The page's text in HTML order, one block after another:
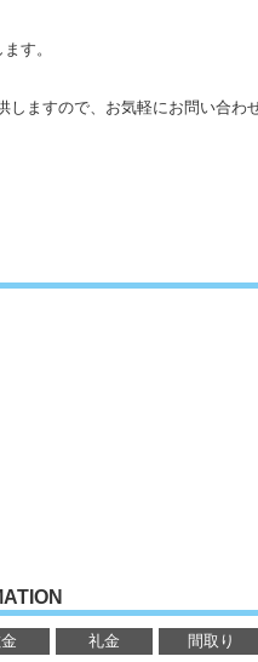
す。
ますので、お気軽にお問い合わ
礼金 間取り